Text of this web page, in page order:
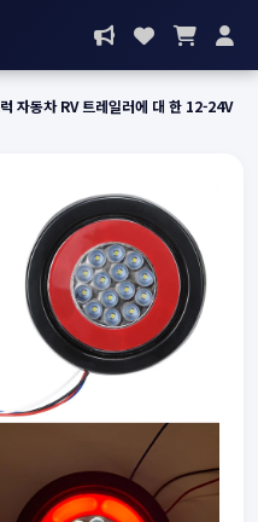
자동차 RV 트레일러에 대 한 12-24V